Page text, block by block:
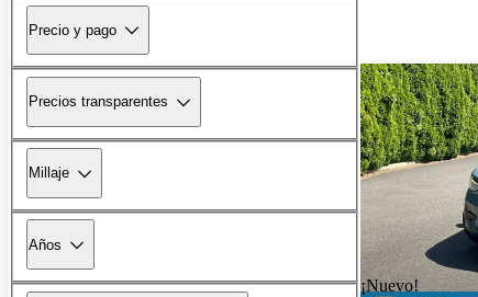
Precio y pago
Precios transparentes
Millaje
Años
¡Nuevo!